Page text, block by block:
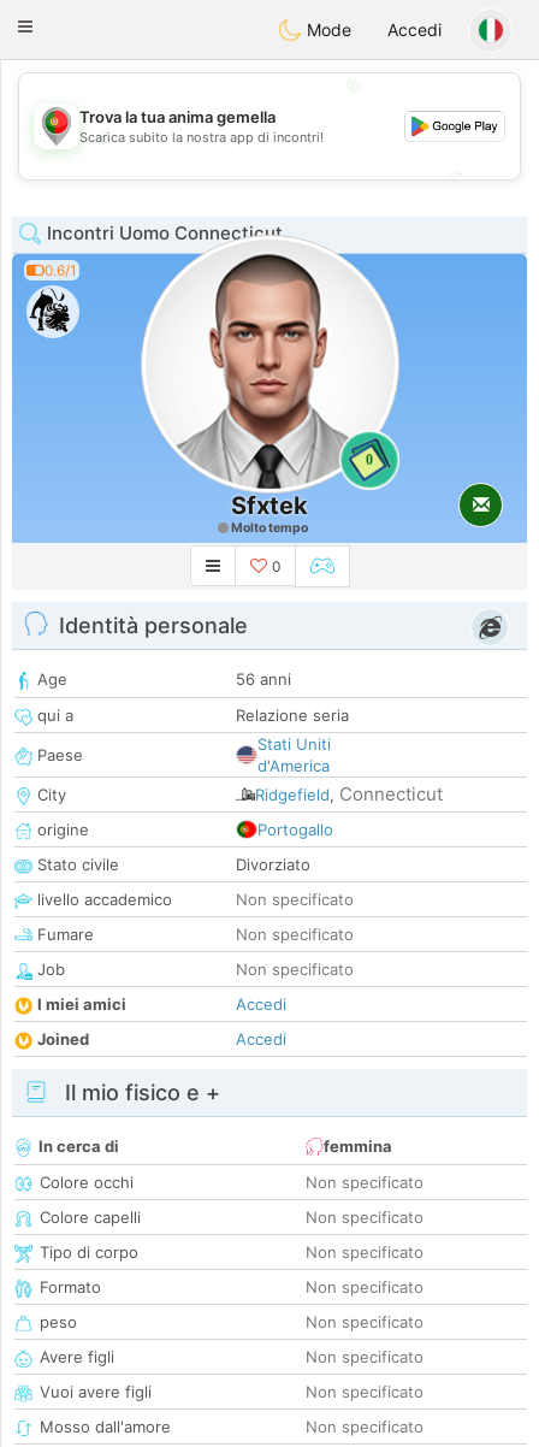
Portugues
Toggle
Mode Accedi
💖
💕
Trova la tua anima gemella
Scarica subito la nostra app di incontri!
Incontri Uomo Connecticut
0.6/1
0
Sfxtek
Molto tempo
0
Identità personale
Age
56 anni
qui a
Relazione seria
Paese
Stati Uniti
d'America
City
Ridgefield, Connecticut
origine
Portogallo
Stato civile
Divorziato
livello accademico
Non specificato
Fumare
Non specificato
Job
Non specificato
I miei amici
Accedi
Joined
Accedi
Il mio fisico e +
In cerca di
femmina
Colore occhi
Non specificato
Colore capelli
Non specificato
Tipo di corpo
Non specificato
Formato
Non specificato
peso
Non specificato
Avere figli
Non specificato
Vuoi avere figli
Non specificato
Mosso dall'amore
Non specificato